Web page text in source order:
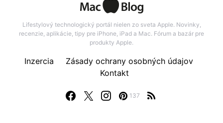
Lifestylový technologický portál nielen zo sveta Apple. Novinky,
recenzie, aplikácie, tipy pre iPhone, iPad a Mac. Fórum a bazár pre
produkty Apple.
137
Inzercia
Zásady ochrany osobných údajov
Kontakt